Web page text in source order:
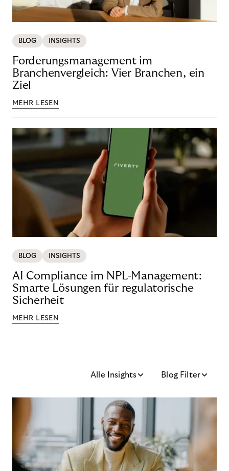
BLOG INSIGHTS
Forderungsmanagement im
Branchenvergleich: Vier Branchen, ein
Ziel
MEHR LESEN
BLOG INSIGHTS
AI Compliance im NPL-Management:
Smarte Lösungen für regulatorische
Sicherheit
MEHR LESEN
Alle Insights Blog Filter